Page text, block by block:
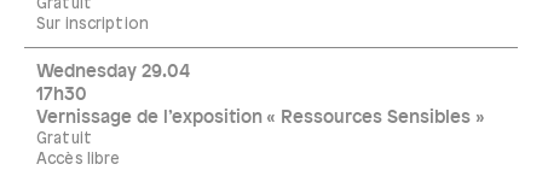
Gratuit
Sur inscription
Wednesday 29.04
17h30
Vernissage de l’exposition « Ressources Sensibles »
Gratuit
Accès libre